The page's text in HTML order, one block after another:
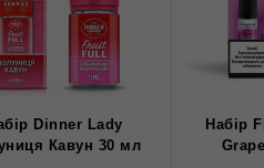
Dinner Lady
Кавун 30 мл
Набiр